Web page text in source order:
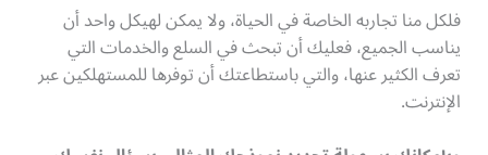
فلكل منا تجاربه الخاصة في الحياة، ولا يمكن لهيكل واحد أن
يناسب الجميع، فعليك أن تبحث في السلع والخدمات التي
تعرف الكثير عنها، والتي باستطاعتك أن توفرها للمستهلكين عبر
الإنترنت.